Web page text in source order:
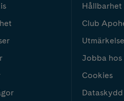
Hållbarhet
Club
Jobba hos
Cookies
Dataskydd